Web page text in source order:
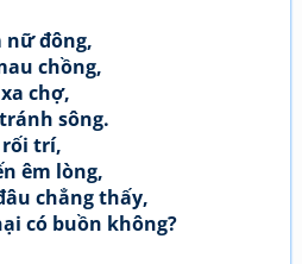
nữ đông,
chồng,
chợ,
sông.
rối trí,
êm lòng,
chẳng thấy,
có buồn không?